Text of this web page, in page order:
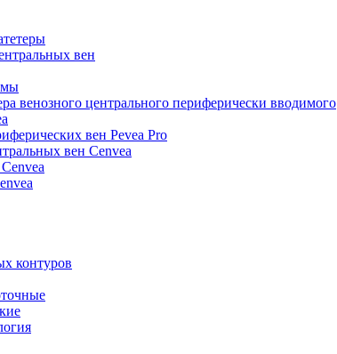
вен
венозного центрального периферически вводимого
вен Pevea Pro
вен Cenvea
контуров